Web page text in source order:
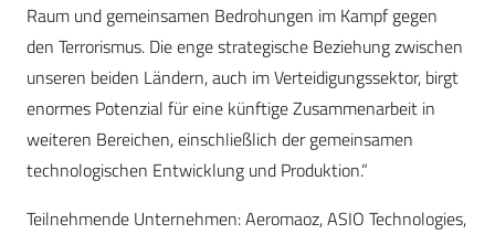
Raum und gemeinsamen Bedrohungen im Kampf gegen
den Terrorismus. Die enge strategische Beziehung zwischen
unseren beiden Ländern, auch im Verteidigungssektor, birgt
enormes Potenzial für eine künftige Zusammenarbeit in
weiteren Bereichen, einschließlich der gemeinsamen
technologischen Entwicklung und Produktion.“
Teilnehmende Unternehmen: Aeromaoz, ASIO Technologies,